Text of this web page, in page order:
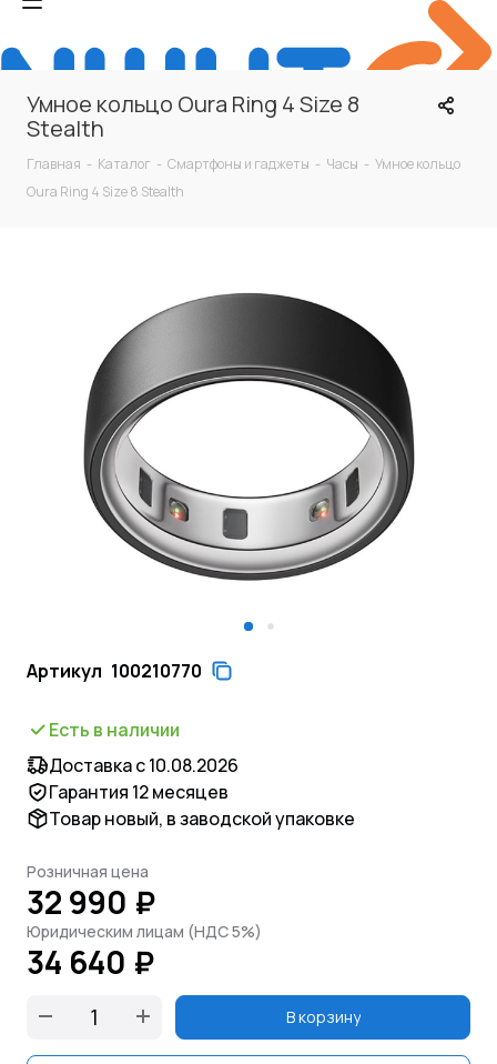
Умное кольцо Oura Ring 4 Size 8
Stealth
Главная - Каталог - Смартфоны и гаджеты - Часы - Умное кольцо
Oura Ring 4 Size 8 Stealth
Артикул 100210770
Есть в наличии
Доставка с 10.08.2026
Гарантия 12 месяцев
Товар новый, в заводской упаковке
Розничная цена
32 990 ₽
Юридическим лицам (НДС 5%)
34 640 ₽
В корзину